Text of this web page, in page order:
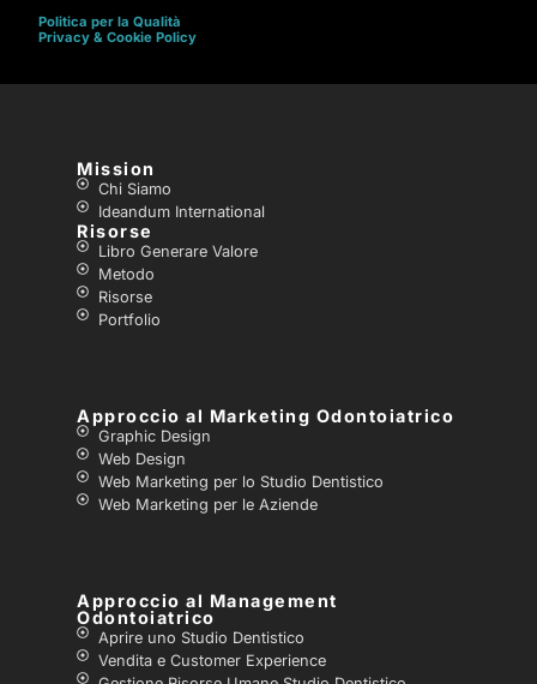
Politica per la Qualità
Privacy & Cookie Policy
Mission
Chi Siamo
Ideandum International
Risorse
Libro Generare Valore
Metodo
Risorse
Portfolio
Approccio al Marketing Odontoiatrico
Graphic Design
Web Design
Web Marketing per lo Studio Dentistico
Web Marketing per le Aziende
Approccio al Management
Odontoiatrico
Aprire uno Studio Dentistico
Vendita e Customer Experience